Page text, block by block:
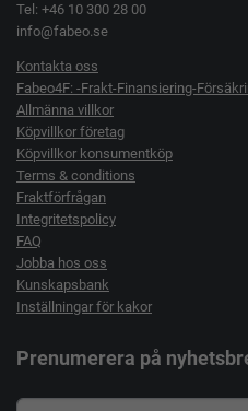
Tel: +46 10 300 28 00
info@fabeo.se
Kontakta oss
Fabeo4F: -Frakt-Finansiering-
Allmänna villkor
Köpvillkor företag
Köpvillkor konsumentköp
Terms & conditions
Fraktförfrågan
Integritetspolicy
FAQ
Jobba hos oss
Kunskapsbank
Inställningar för kakor
Prenumerera på